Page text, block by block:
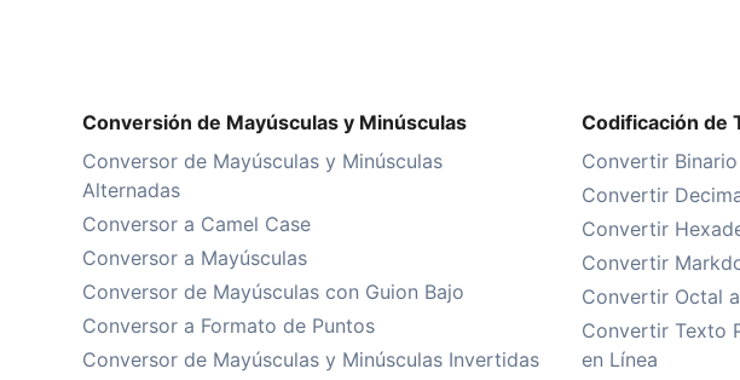
Conversión de Mayúsculas y Minúsculas
Conversor de Mayúsculas y Minúsculas
Alternadas
Conversor a Camel Case
Conversor a Mayúsculas
Conversor de Mayúsculas con Guion Bajo
Conversor a Formato de Puntos
Conversor de Mayúsculas y Minúsculas Invertidas
Codificación de
Convertir
Convertir
Convertir
Convertir
Convertir Octal
Convertir Texto
en Línea